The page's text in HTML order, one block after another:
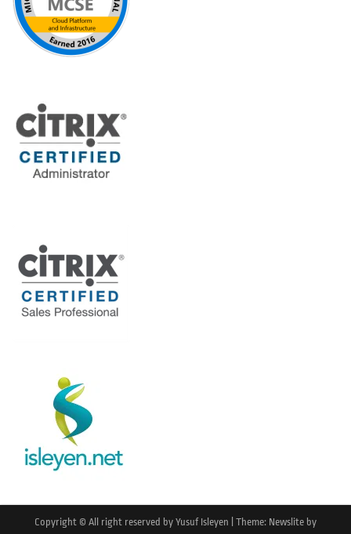
Copyright © All right reserved by Yusuf Isleyen
Theme: Newslite by